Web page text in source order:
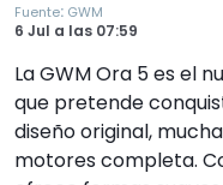
Fuente: GWM
6 Jul a las 07:59
La GWM Ora 5 es el
que pretende
diseño original,
motores completa.